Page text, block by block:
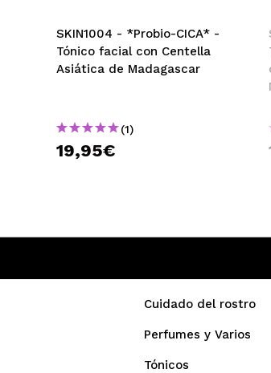
SKIN1004 - *Probio-CICA* -
Tónico facial con Centella
Asiática de Madagascar
(1)
19,95€
Cuidado del rostro
Perfumes y Varios
Tónicos